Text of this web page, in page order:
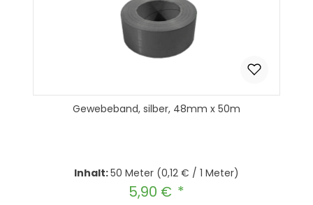
Gewebeband, silber, 48mm x 50m
Inhalt:50 Meter (0,12 € / 1 Meter)
Regulärer Preis:
5,90 €